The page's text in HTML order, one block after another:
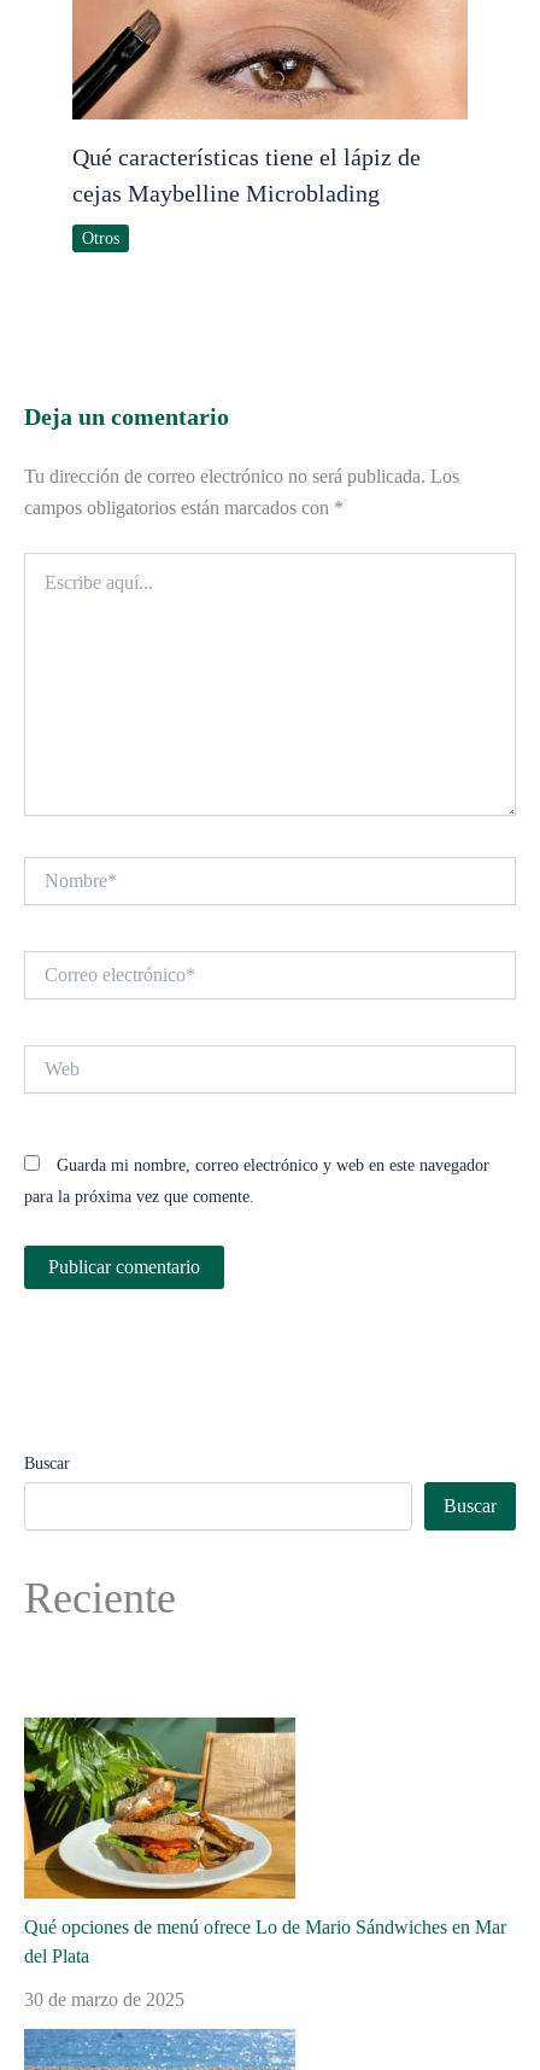
Qué características tiene el lápiz de
cejas Maybelline Microblading
Otros
Deja un comentario
Tu dirección de correo electrónico no será publicada. Los
campos obligatorios están marcados con *
aquí...
electrónico*
Guarda mi nombre, correo electrónico y web en este navegador
para la próxima vez que comente.
Buscar
Buscar
Reciente
Qué opciones de menú ofrece Lo de Mario Sándwiches en Mar
del Plata
30 de marzo de 2025